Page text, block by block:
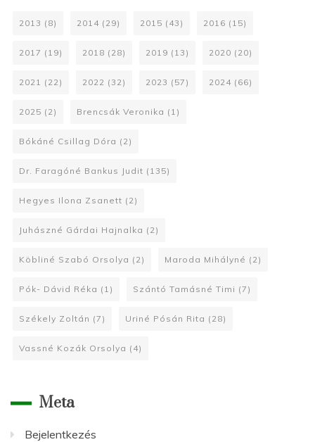
2013 (8) 2014 (29) 2015 (43) 2016 (15)
2017 (19) 2018 (28) 2019 (13) 2020 (20)
2021 (22) 2022 (32) 2023 (57) 2024 (66)
2025 (2) Brencsák Veronika (1)
Bókáné Csillag Dóra (2)
Dr. Faragóné Bankus Judit (135)
Hegyes Ilona Zsanett (2)
Juhászné Gárdai Hajnalka (2)
Köbliné Szabó Orsolya (2) Maroda Mihályné (2)
Pók- Dávid Réka (1) Szántó Tamásné Timi (7)
Székely Zoltán (7) Uriné Pósán Rita (28)
Vassné Kozák Orsolya (4)
Meta
Bejelentkezés